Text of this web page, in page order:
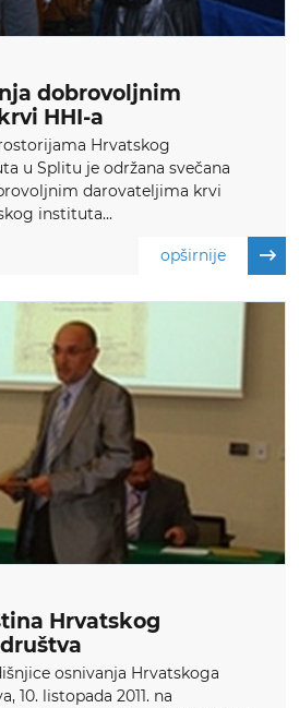
dobrovoljnim
HHI-a
Hrvatskog
u Splitu je održana svečana
darovateljima krvi
instituta...
opširnije
Hrvatskog
osnivanja Hrvatskoga
10. listopada 2011. na